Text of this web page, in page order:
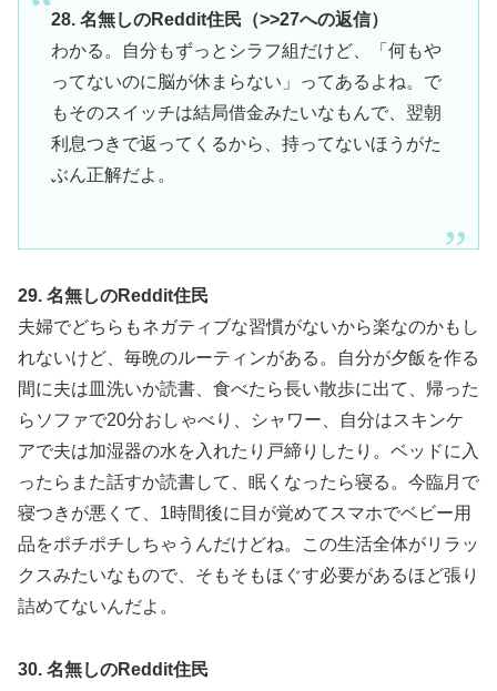
28. 名無しのReddit住民（>>27への返信）
わかる。自分もずっとシラフ組だけど、「何もや
ってないのに脳が休まらない」ってあるよね。で
もそのスイッチは結局借金みたいなもんで、翌朝
利息つきで返ってくるから、持ってないほうがた
ぶん正解だよ。
29. 名無しのReddit住民
夫婦でどちらもネガティブな習慣がないから楽なのかもし
れないけど、毎晩のルーティンがある。自分が夕飯を作る
間に夫は皿洗いか読書、食べたら長い散歩に出て、帰った
らソファで20分おしゃべり、シャワー、自分はスキンケ
アで夫は加湿器の水を入れたり戸締りしたり。ベッドに入
ったらまた話すか読書して、眠くなったら寝る。今臨月で
寝つきが悪くて、1時間後に目が覚めてスマホでベビー用
品をポチポチしちゃうんだけどね。この生活全体がリラッ
クスみたいなもので、そもそもほぐす必要があるほど張り
詰めてないんだよ。
30. 名無しのReddit住民